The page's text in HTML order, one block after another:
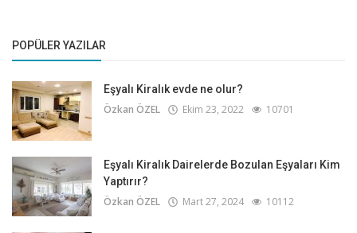
POPÜLER YAZILAR
Eşyalı Kiralık evde ne olur?
Özkan ÖZEL Ekim 23, 2022 10701
Eşyalı Kiralık Dairelerde Bozulan Eşyaları Kim
Yaptırır?
Özkan ÖZEL Mart 27, 2024 10112